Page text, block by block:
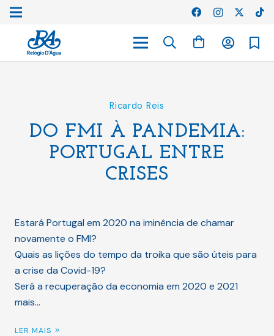
Ricardo Reis
DO FMI À PANDEMIA:
PORTUGAL ENTRE
CRISES
Estará Portugal em 2020 na iminência de chamar
novamente o FMI?
Quais as lições do tempo da troika que são úteis para
a crise da Covid-19?
Será a recuperação da economia em 2020 e 2021
mais…
LER MAIS